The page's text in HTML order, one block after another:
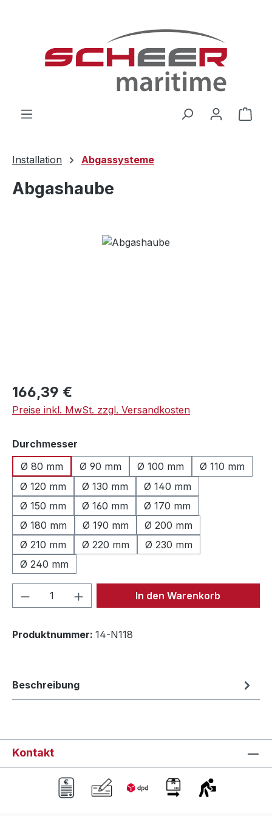
Installation Abgassysteme
Abgashaube
Bildergalerie überspringen
Regulärer Preis:
166,39 €
Preise inkl. MwSt. zzgl. Versandkosten
Durchmesser
Ø 80 mm
Ø 90 mm Ø 100 mm
Ø 110 mm
Ø 120 mm
Ø 130 mm
Ø 140 mm
Ø 150 mm
Ø 160 mm
Ø 170 mm
Ø 180 mm
Ø 190 mm
Ø 200 mm
Ø 210 mm
Ø 220 mm
Ø 230 mm
Ø 240 mm
Produkt Anzahl: Gib denIn den Warenkorb
Produktnummer: 14-N118
Beschreibung
Kontakt